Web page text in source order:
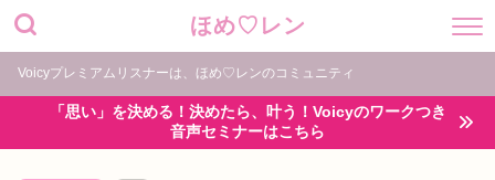
ほめ♡レン
Voicyプレミアムリスナーは、ほめ♡レンのコミュニティ
「思い」を決める！決めたら、叶う！Voicyのワークつき
音声セミナーはこちら